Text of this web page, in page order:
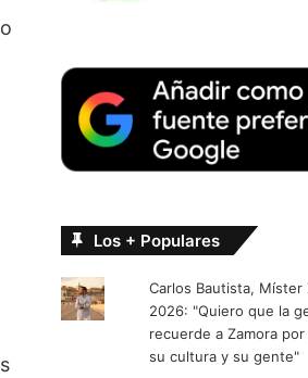
Los + Populares
Carlos Bautista, Míster
2026: "Quiero que la
recuerde a Zamora
su cultura y su gente"